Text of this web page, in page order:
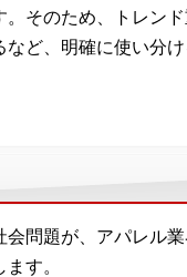
そのため、トレン
ど、明確に使い分
問題が、アパレル
す。